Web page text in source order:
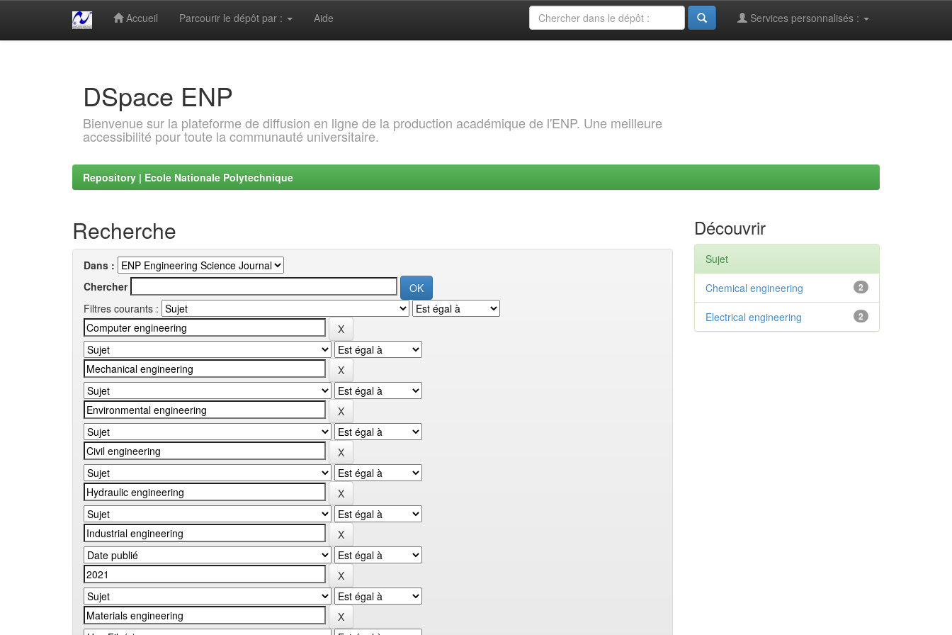
Accueil Parcourir le dépôt par : Aide Services personnalisés :
DSpace ENP
Bienvenue sur la plateforme de diffusion en ligne de la production académique de l'ENP. Une meilleure
accessibilité pour toute la communauté universitaire.
Repository | Ecole Nationale Polytechnique
Recherche
Dans :
Chercher
Filtres courants :
Découvrir
Sujet
2
Chemical engineering
2
Electrical engineering